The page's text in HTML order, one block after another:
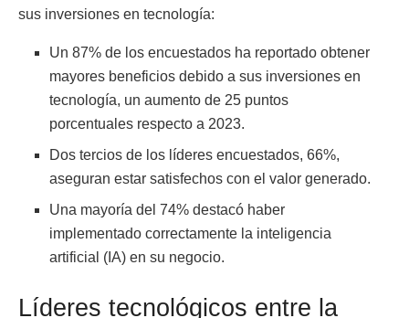
sus inversiones en tecnología:
Un 87% de los encuestados ha reportado obtener
mayores beneficios debido a sus inversiones en
tecnología, un aumento de 25 puntos
porcentuales respecto a 2023.
Dos tercios de los líderes encuestados, 66%,
aseguran estar satisfechos con el valor generado.
Una mayoría del 74% destacó haber
implementado correctamente la inteligencia
artificial (IA) en su negocio.
Líderes tecnológicos entre la